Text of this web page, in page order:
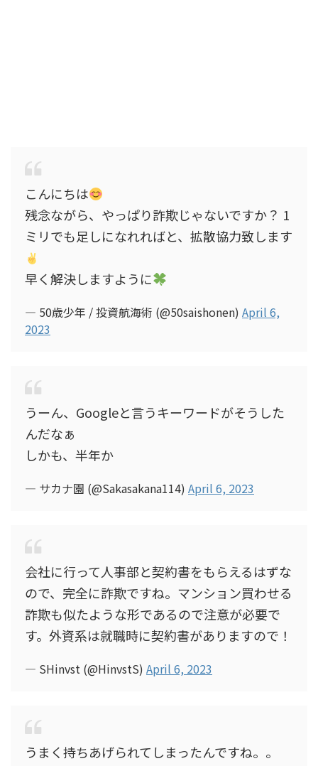
こんにちは
残念ながら、やっぱり詐欺じゃないですか？ 1
ミリでも足しになれればと、拡散協力致します
早く解決しますように
— 50歳少年 / 投資航海術 (@50saishonen) April 6,
2023
うーん、Googleと言うキーワードがそうした
んだなぁ
しかも、半年か
— サカナ園 (@Sakasakana114) April 6, 2023
会社に行って人事部と契約書をもらえるはずな
ので、完全に詐欺ですね。マンション買わせる
詐欺も似たような形であるので注意が必要で
す。外資系は就職時に契約書がありますので！
— SHinvst (@HinvstS) April 6, 2023
うまく持ちあげられてしまったんですね。。